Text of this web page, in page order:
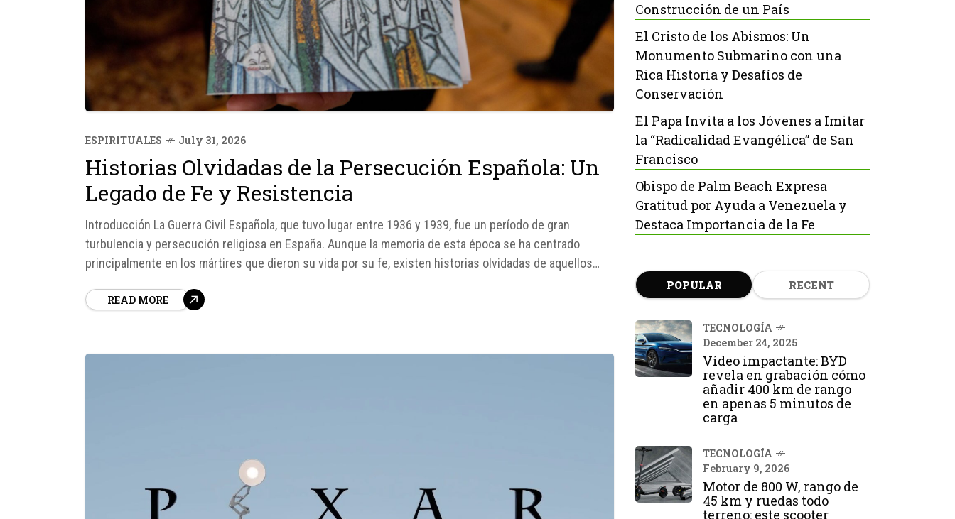
ESPIRITUALES July 31, 2026
Historias Olvidadas de la Persecución Española: Un
Legado de Fe y Resistencia
Introducción La Guerra Civil Española, que tuvo lugar entre 1936 y 1939, fue un período de gran
turbulencia y persecución religiosa en España. Aunque la memoria de esta época se ha centrado
principalmente en los mártires que dieron su vida por su fe, existen historias olvidadas de aquellos
READ MORE
Construcción de un País
El Cristo de los Abismos: Un
Monumento Submarino con una
Rica Historia y Desafíos de
Conservación
El Papa Invita a los Jóvenes a Imitar
la “Radicalidad Evangélica” de San
Francisco
Obispo de Palm Beach Expresa
Gratitud por Ayuda a Venezuela y
Destaca Importancia de la Fe
POPULAR RECENT
TECNOLOGÍA
December 24, 2025
Vídeo impactante: BYD
revela en grabación cómo
añadir 400 km de rango
en apenas 5 minutos de
carga
TECNOLOGÍA
February 9, 2026
Motor de 800 W, rango de
45 km y ruedas todo
terreno: este scooter